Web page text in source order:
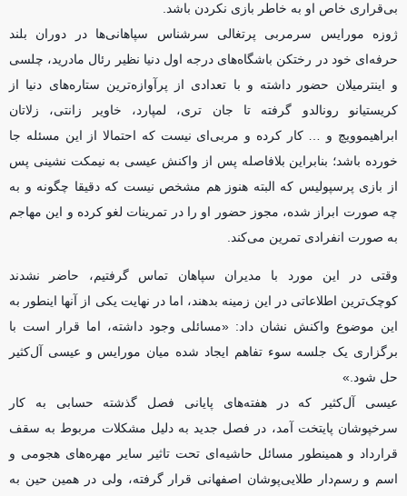
بی‌قراری خاص او به خاطر بازی نکردن باشد.
ژوزه مورایس سرمربی پرتغالی سرشناس سپاهانی‌ها در دوران بلند
حرفه‌ای خود در رختکن باشگاه‌های درجه اول دنیا نظیر رئال مادرید، چلسی
و اینترمیلان حضور داشته و با تعدادی از پرآوازه‌ترین ستاره‌های دنیا از
کریستیانو رونالدو گرفته تا جان تری، لمپارد، خاویر زانتی، زلاتان
ابراهیموویچ و … کار کرده و مربی‌ای نیست که احتمالا از این مسئله جا
خورده باشد؛ بنابراین بلافاصله پس از واکنش عیسی به نیمکت نشینی پس
از بازی پرسپولیس که البته هنوز هم مشخص نیست که دقیقا چگونه و به
چه صورت ابراز شده، مجوز حضور او را در تمرینات لغو کرده و این مهاجم
به صورت انفرادی تمرین می‌کند.
وقتی در این مورد با مدیران سپاهان تماس گرفتیم، حاضر نشدند
کوچک‌ترین اطلاعاتی در این زمینه بدهند، اما در نهایت یکی از آنها اینطور به
این موضوع واکنش نشان داد: «مسائلی وجود داشته، اما قرار است با
برگزاری یک جلسه سوء‌ تفاهم ایجاد شده میان مورایس و عیسی آل‌کثیر
حل شود.»
عیسی آل‌کثیر که در هفته‌های پایانی فصل گذشته حسابی به کار
سرخپوشان پایتخت آمد، در فصل جدید به دلیل مشکلات مربوط به سقف
قرارداد و همینطور مسائل حاشیه‌ای تحت تاثیر سایر مهره‌های هجومی و
اسم و رسم‌دار طلایی‌پوشان اصفهانی قرار گرفته، ولی در همین حین به